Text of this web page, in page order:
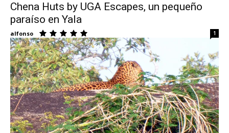
Chena Huts by UGA Escapes, un pequeño
paraíso en Yala
alfonso 1